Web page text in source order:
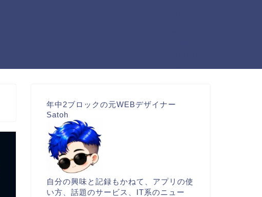
年中2ブロックの元WEBデザイナー
Satoh
自分の興味と記録もかねて、アプリの使
い方、話題のサービス、IT系のニュー